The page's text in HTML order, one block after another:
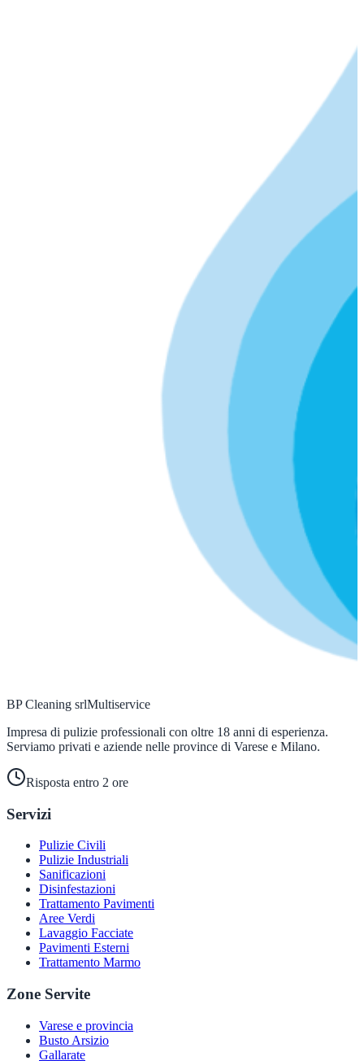
BP Cleaning srlMultiservice
Impresa di pulizie professionali con oltre 18 anni di esperienza.
Serviamo privati e aziende nelle province di Varese e Milano.
Risposta entro 2 ore
Servizi
Pulizie Civili
Pulizie Industriali
Sanificazioni
Disinfestazioni
Trattamento Pavimenti
Aree Verdi
Lavaggio Facciate
Pavimenti Esterni
Trattamento Marmo
Zone Servite
Varese e provincia
Busto Arsizio
Gallarate